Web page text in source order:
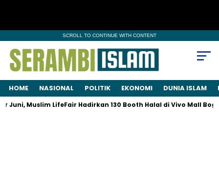
SCROLL TO CONTINUE WITH CONTENT
HOME NASIONAL POLITIK EKONOMI DUNIA ISLAM
Muslim LifeFair Hadirkan 130 Booth Halal di Vivo Mall Bogor